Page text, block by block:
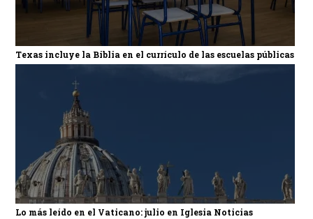
Texas incluye la Biblia en el currículo de las escuelas públicas
Lo más leído en el Vaticano: julio en Iglesia Noticias